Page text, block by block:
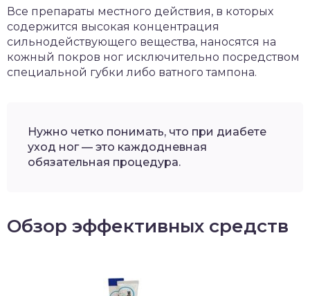
Все препараты местного действия, в которых
содержится высокая концентрация
сильнодействующего вещества, наносятся на
кожный покров ног исключительно посредством
специальной губки либо ватного тампона.
Нужно четко понимать, что при диабете
уход ног — это каждодневная
обязательная процедура.
Обзор эффективных средств